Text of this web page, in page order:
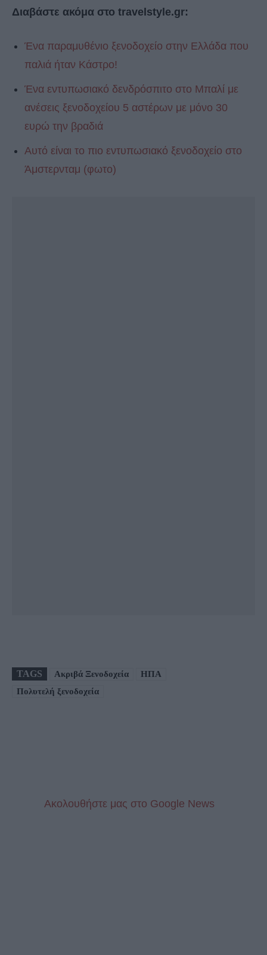
Διαβάστε ακόμα στο travelstyle.gr:
Ένα παραμυθένιο ξενοδοχείο στην Ελλάδα που
παλιά ήταν Κάστρο!
Ένα εντυπωσιακό δενδρόσπιτο στο Μπαλί με
ανέσεις ξενοδοχείου 5 αστέρων με μόνο 30
ευρώ την βραδιά
Αυτό είναι το πιο εντυπωσιακό ξενοδοχείο στο
Άμστερνταμ (φωτο)
TAGS Ακριβά Ξενοδοχεία
ΗΠΑ
Πολυτελή ξενοδοχεία
Aκολουθήστε μας στo Google News